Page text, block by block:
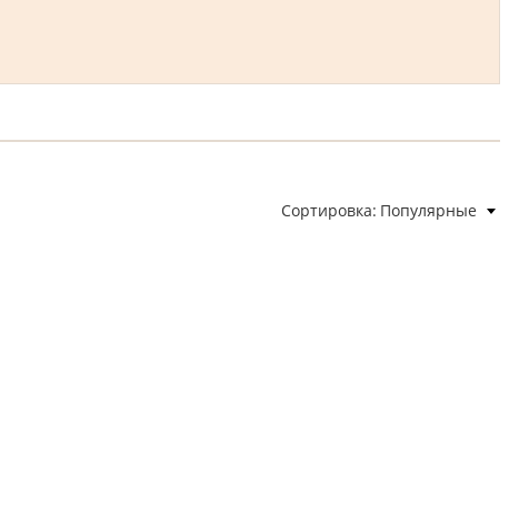
Сортировка Популярные